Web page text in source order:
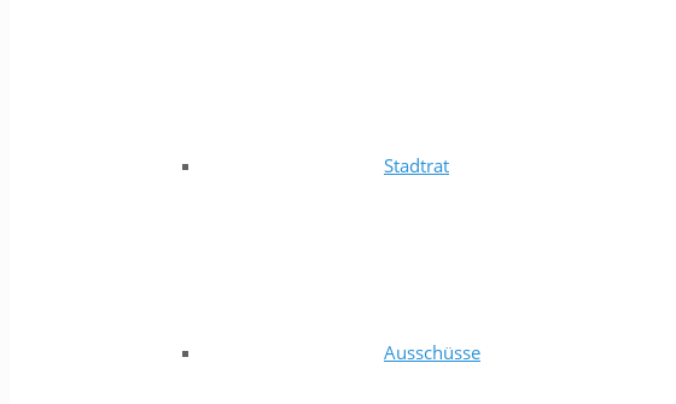
Stadtrat
Ausschüsse